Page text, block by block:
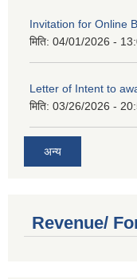
Invitation for Online
मिति: 04/01/2026 -
Letter of Intent to
मिति: 03/26/2026 -
अन्य
Revenue/